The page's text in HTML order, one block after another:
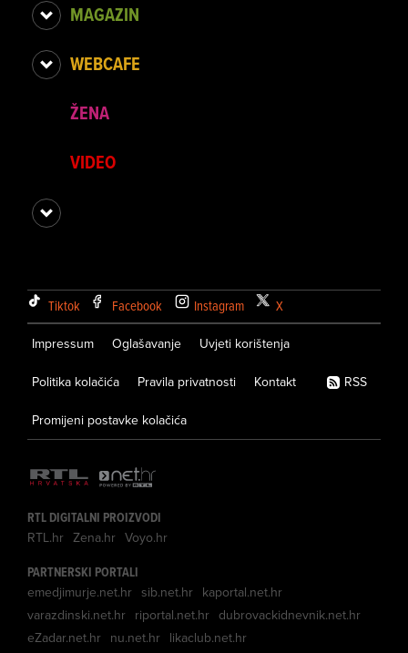
MAGAZIN
WEBCAFE
ŽENA
VIDEO
Tiktok Facebook Instagram X
Impressum Oglašavanje Uvjeti korištenja
Politika kolačića Pravila privatnosti Kontakt
Promijeni postavke kolačića
RSS
RTL DIGITALNI PROIZVODI
RTL.hr Zena.hr Voyo.hr
PARTNERSKI PORTALI
emedjimurje.net.hr sib.net.hr kaportal.net.hr
varazdinski.net.hr riportal.net.hr dubrovackidnevnik.net.hr
eZadar.net.hr nu.net.hr likaclub.net.hr